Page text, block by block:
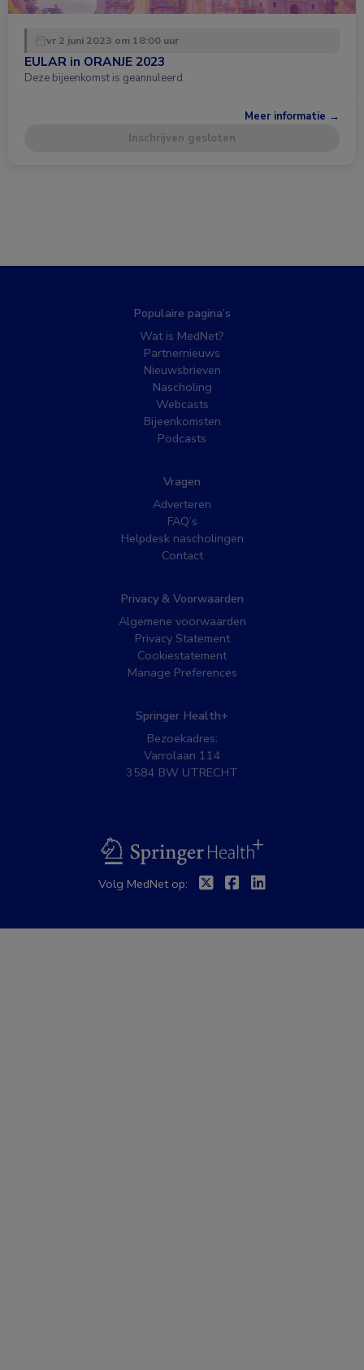
vr 2 juni 2023 om 18:00 uur
EULAR in ORANJE 2023
Deze bijeenkomst is geannuleerd.
Meer informatie →
Inschrijven gesloten
Populaire pagina’s
Wat is MedNet?
Partnernieuws
Nieuwsbrieven
Nascholing
Webcasts
Bijeenkomsten
Podcasts
Vragen
Adverteren
FAQ’s
Helpdesk nascholingen
Contact
Privacy & Voorwaarden
Algemene voorwaarden
Privacy Statement
Cookiestatement
Manage Preferences
Springer Health+
Bezoekadres:
Varrolaan 114
3584 BW UTRECHT
BSL
Volg MedNet op: TwitterFacebook
Linkedin